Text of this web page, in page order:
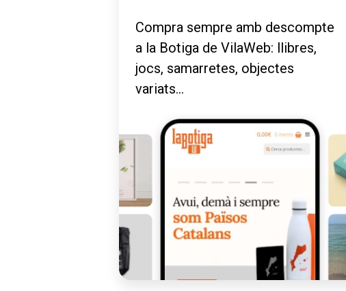
Compra sempre amb descompte
a la Botiga de VilaWeb: llibres,
jocs, samarretes, objectes
variats...